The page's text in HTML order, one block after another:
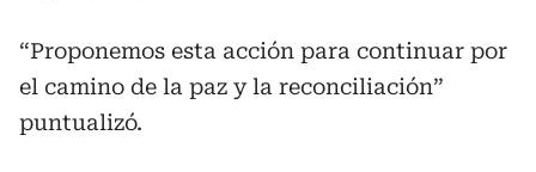
“Proponemos esta acción para continuar por
el camino de la paz y la reconciliación”
puntualizó.